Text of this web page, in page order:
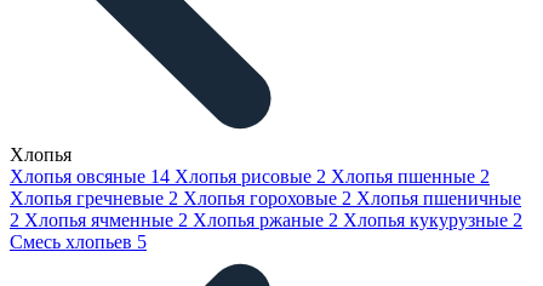
Хлопья
Хлопья овсяные 14 Хлопья рисовые 2 Хлопья пшенные 2
Хлопья гречневые 2 Хлопья гороховые 2 Хлопья пшеничные
2 Хлопья ячменные 2 Хлопья ржаные 2 Хлопья кукурузные 2
Смесь хлопьев 5